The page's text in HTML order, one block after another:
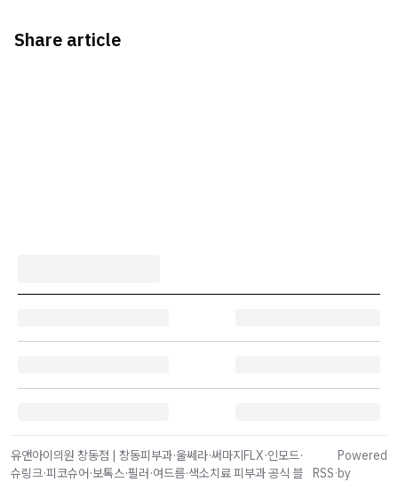
Share article
유앤아이의원 창동점 | 창동피부과·울쎄라·써마지FLX·인모드·
슈링크·피코슈어·보톡스·필러·여드름·색소치료 피부과 공식 블
RSS·
Powered
by